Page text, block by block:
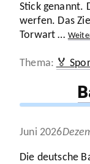
Stick genannt.
werfen. Das
Torwart …
🏅
Juni 2026
Die deutsche